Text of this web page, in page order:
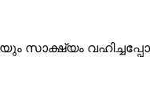
സാക്ഷ്യം